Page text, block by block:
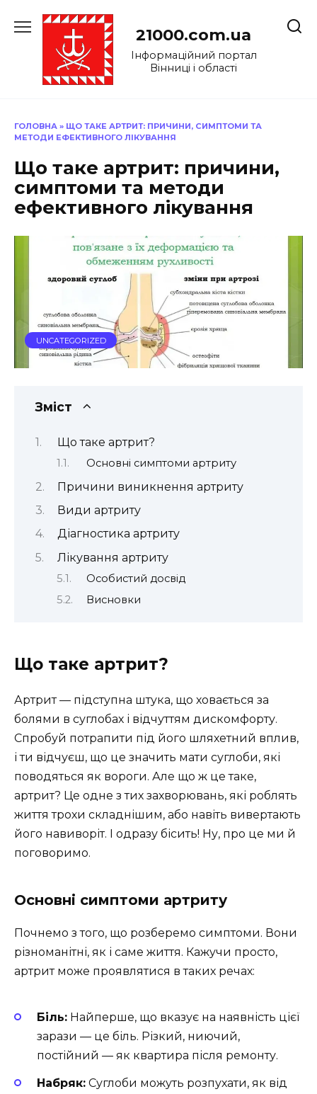
до
21000.com.ua
Інформаційний портал
Вінниці і області
ГОЛОВНА » ЩО ТАКЕ АРТРИТ: ПРИЧИНИ, СИМПТОМИ ТА
МЕТОДИ ЕФЕКТИВНОГО ЛІКУВАННЯ
Що таке артрит: причини,
симптоми та методи
ефективного лікування
UNCATEGORIZED
Зміст
Що таке артрит?
Основні симптоми артриту
Причини виникнення артриту
Види артриту
Діагностика артриту
Лікування артриту
Особистий досвід
Висновки
Що таке артрит?
Артрит — підступна штука, що ховається за
болями в суглобах і відчуттям дискомфорту.
Спробуй потрапити під його шляхетний вплив,
і ти відчуєш, що це значить мати суглоби, які
поводяться як вороги. Але що ж це таке,
артрит? Це одне з тих захворювань, які роблять
життя трохи складнішим, або навіть вивертають
його навиворіт. І одразу бісить! Ну, про це ми й
поговоримо.
Основні симптоми артриту
Почнемо з того, що розберемо симптоми. Вони
різноманітні, як і саме життя. Кажучи просто,
артрит може проявлятися в таких речах:
Біль: Найперше, що вказує на наявність цієї
зарази — це біль. Різкий, ниючий,
постійний — як квартира після ремонту.
Набряк: Суглоби можуть розпухати, як від